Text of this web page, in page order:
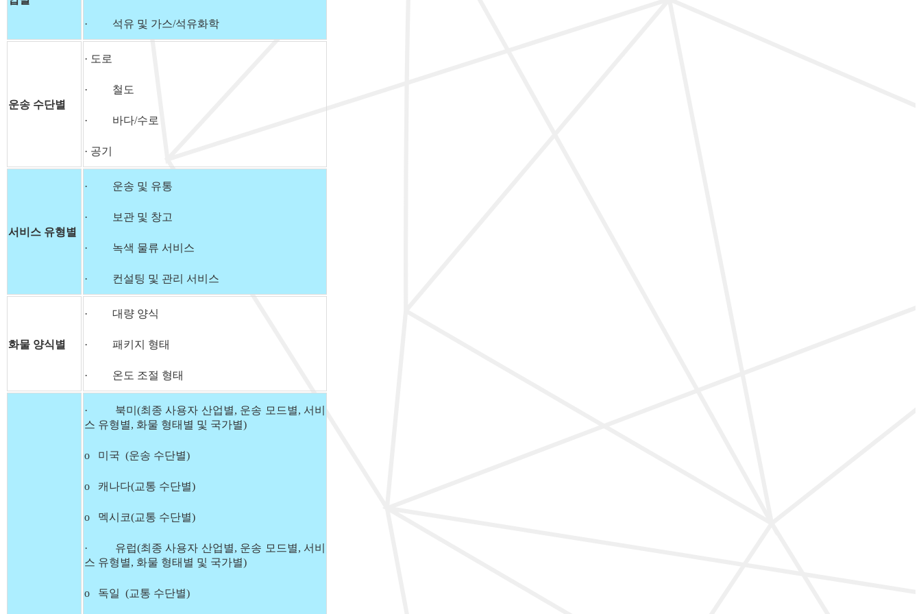
· 석유 및 가스/석유화학
운송 수단별
· 도로
· 철도
· 바다/수로
· 공기
서비스 유형별
· 운송 및 유통
· 보관 및 창고
· 녹색 물류 서비스
· 컨설팅 및 관리 서비스
화물 양식별
· 대량 양식
· 패키지 형태
· 온도 조절 형태
· 북미(최종 사용자 산업별, 운송 모드별, 서비
스 유형별, 화물 형태별 및 국가별)
o 미국 (운송 수단별)
o 캐나다(교통 수단별)
o 멕시코(교통 수단별)
· 유럽(최종 사용자 산업별, 운송 모드별, 서비
스 유형별, 화물 형태별 및 국가별)
o 독일 (교통 수단별)